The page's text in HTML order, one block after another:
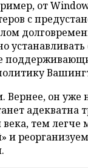
от
с
устанавливать
Вернее, он уже
адекватна
века, тем
и